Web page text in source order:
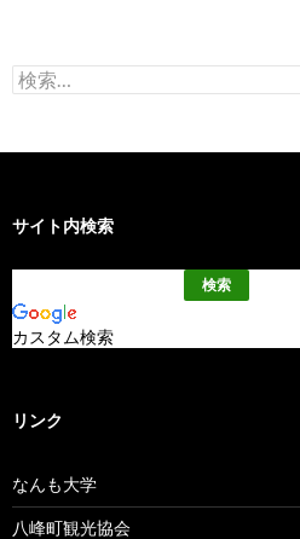
検
索:
サイト内検索
カスタム検索
リンク
なんも大学
八峰町観光協会